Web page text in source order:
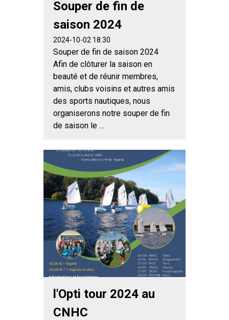
Souper de fin de
saison 2024
2024-10-02 18:30
Souper de fin de saison 2024
Afin de clôturer la saison en
beauté et de réunir membres,
amis, clubs voisins et autres amis
des sports nautiques, nous
organiserons notre souper de fin
de saison le ...
l'Opti tour 2024 au
CNHC